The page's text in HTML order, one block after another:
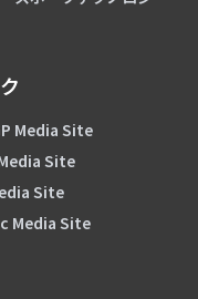
Media Site
Site
Site
Media Site